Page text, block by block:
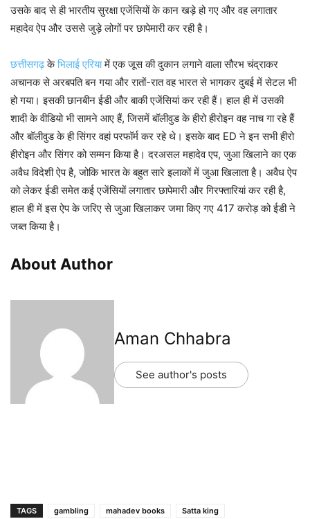
उसके बाद से ही भारतीय सुरक्षा एजेंसियों के कान खड़े हो गए और वह लगातार
महादेव ऐप और उससे जुड़े लोगों पर छापेमारी कर रही है।
छत्तीसगढ़केभिलाई एरियामें एक जूस की दुकान लगाने वाला सौरभ चंद्राकर
अचानक से अरबपति बन गया और रातों-रात वह भारत से भागकर दुबई में सेटल भी
हो गया। इसकी छानबीन ईडी और बाकी एजेंसियां कर रही हैं। हाल ही में उसकी
शादी के वीडियो भी सामने आए हैं, जिसमें बॉलीवुड के हीरो हीरोइन वह नाच गा रहे हैं
और बॉलीवुड के ही सिंगर वहां परफॉर्म कर रहे थे। इसके बाद ED ने इन सभी हीरो
हीरोइन और सिंगर को सम्मन किया है। दरअसल महादेव एप, जुआ खिलाने का एक
अवैध विदेशी ऐप है, जोकि भारत के बहुत सारे इलाकों में जुआ खिलाता है। अवैध ऐप
को लेकर ईडी समेत कई एजेंसियों लगातार छापेमारी और गिरफ्तारियां कर रही है,
हाल ही में इस ऐप के जरिए से जुआ खिलाकर जमा किए गए 417 करोड़ को ईडी ने
जब्त किया है।
About Author
Aman Chhabra
See author's posts
TAGS gambling mahadev books Satta king